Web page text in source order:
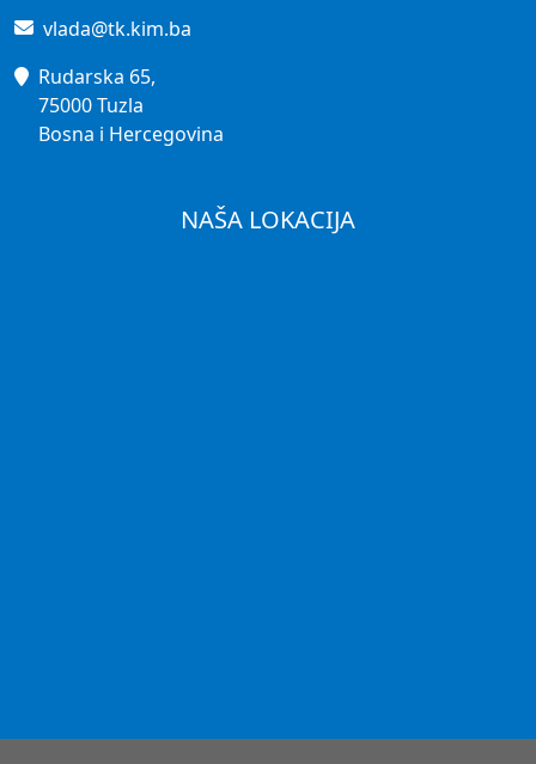
vlada@tk.kim.ba
Rudarska 65,
75000 Tuzla
Bosna i Hercegovina
NAŠA LOKACIJA